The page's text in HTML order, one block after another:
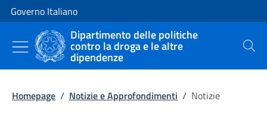
Vai al contenuto
Vai alla navigazione del sito
Governo Italiano
Dipartimento delle politiche
contro la droga e le altre
dipendenze Cerca
Homepage / Notizie e Approfondimenti / Notizie